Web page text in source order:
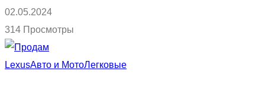
02.05.2024
314 Просмотры
LexusАвто и МотоЛегковые